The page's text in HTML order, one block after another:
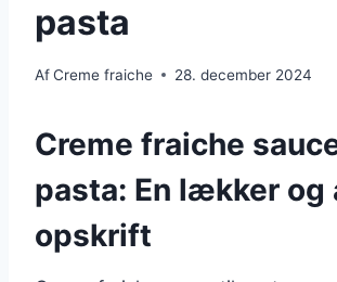
pasta
AfCreme fraiche 28. december 2024
Creme fraiche
pasta: En lækker og
opskrift